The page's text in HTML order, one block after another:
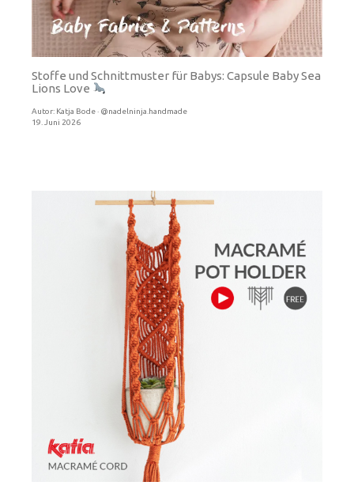
Stoffe und Schnittmuster für Babys: Capsule Baby Sea
Lions Love
Autor: Katja Bode · @nadelninja.handmade
19. Juni 2026